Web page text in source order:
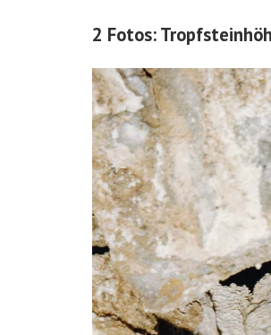
2 Fotos: